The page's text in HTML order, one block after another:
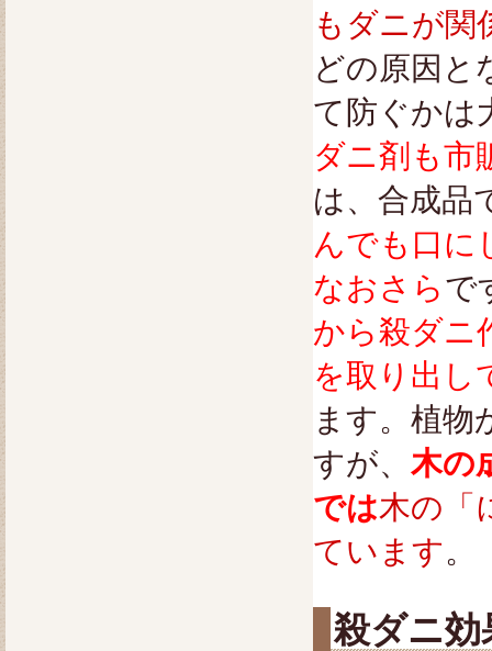
もダニが関
どの原因と
て防ぐかは
ダニ剤も市
は、合成品
んでも口に
なおさらで
から殺ダニ
を取り出し
ます。植物
すが、 木の
では木の「
ています。
殺ダニ効